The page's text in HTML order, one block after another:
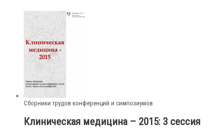
Сборники трудов конференций и симпозиумов
Клиническая медицина – 2015: 3 сессия